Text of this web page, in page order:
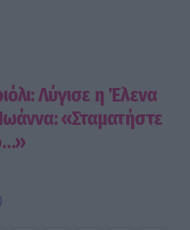
Λύγισε η Έλενα
«Σταματήστε